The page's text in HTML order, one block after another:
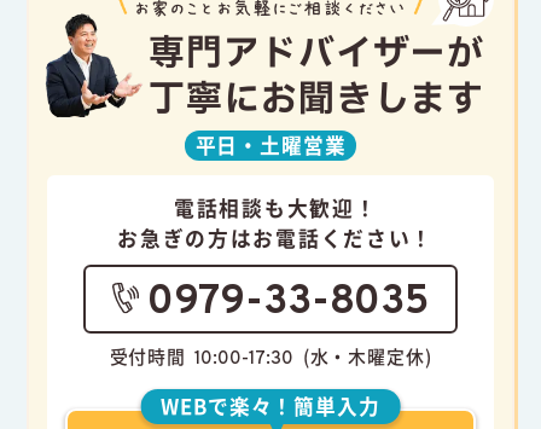
専門アドバイザーが
丁寧にお聞きします
平日・土曜営業
電話相談も大歓迎！
お急ぎの方はお電話ください！
0979-33-8035
受付時間 10:00-17:30 (水・木曜定休)
WEBで楽々！簡単入力